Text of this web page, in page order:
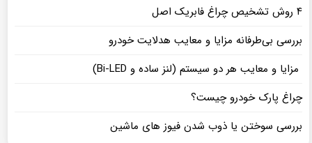
۴ روش تشخیص چراغ فابریک اصل
بررسی بی‌طرفانه مزایا و معایب هدلایت خودرو
مزایا و معایب هر دو سیستم (لنز ساده و Bi-LED)
چراغ پارک خودرو چیست؟
بررسی سوختن یا ذوب شدن فیوز های ماشین